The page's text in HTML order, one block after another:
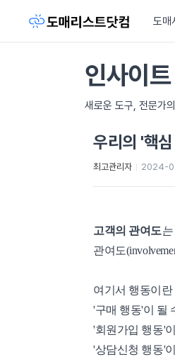
도매
인사이트
새로운 도구, 전문가
우리의 '핵
최고관리자 2024-
고객의 관여도
관여도
여기서 행동이란
'구매 행동'이 될
'회원가입 행동'
'상담신청 행동'